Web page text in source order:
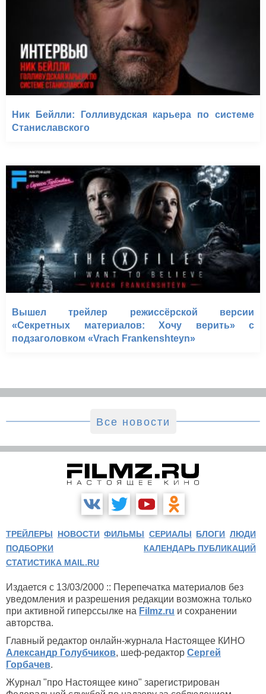
Ник Бейлли: Голливудская карьера по системе
Станиславского
Вышел трейлер режиссёрской версии
«Секретных материалов: Хочу верить» с
подзаголовком «Vrach Frankenshteyn»
Все новости
ТРЕЙЛЕРЫ НОВОСТИ ФИЛЬМЫ СЕРИАЛЫ БЛОГИ ЛЮДИ
ПОДБОРКИ
КАЛЕНДАРЬ ПУБЛИКАЦИЙ
СТАТИСТИКА MAIL.RU
Издается с 13/03/2000 :: Перепечатка материалов без
уведомления и разрешения редакции возможна только
при активной гиперссылке на Filmz.ru и сохранении
авторства.
Главный редактор онлайн-журнала Настоящее КИНО
Александр Голубчиков, шеф-редактор Сергей
Горбачев.
Журнал "про Настоящее кино" зарегистрирован